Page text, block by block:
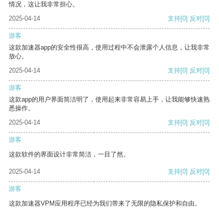
情况，这让我非常担心。
2025-04-14
支持[0] 反对[0]
游客
这款加速器app的安全性很高，使用过程中不会泄露个人信息，让我非常
放心。
2025-04-14
支持[0] 反对[0]
游客
这款app的用户界面简洁明了，使用起来非常容易上手，让我能够快速熟
悉操作。
2025-04-14
支持[0] 反对[0]
游客
这款软件的界面设计非常简洁，一目了然。
2025-04-14 支持[0] 反对[0]
游客
这款加速器VPM应用程序已经为我们带来了无限的隐私保护和自由。